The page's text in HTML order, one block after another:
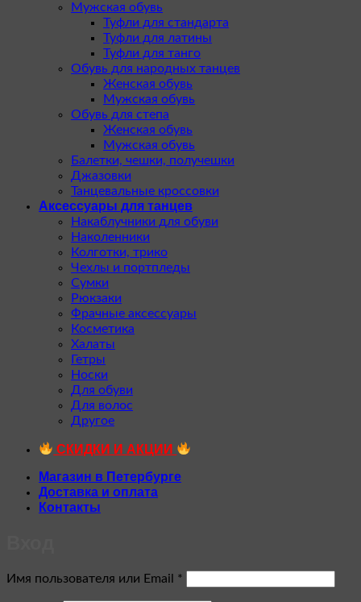
Мужская обувь
Туфли для стандарта
Туфли для латины
Туфли для танго
Обувь для народных танцев
Женская обувь
Мужская обувь
Обувь для степа
Женская обувь
Мужская обувь
Балетки, чешки, получешки
Джазовки
Танцевальные кроссовки
Аксессуары для танцев
Накаблучники для обуви
Наколенники
Колготки, трико
Чехлы и портпледы
Сумки
Рюкзаки
Фрачные аксессуары
Косметика
Халаты
Гетры
Носки
Для обуви
Для волос
Другое
СКИДКИ И АКЦИИ
Магазин в Петербурге
Доставка и оплата
Контакты
Имя пользователя или Email *